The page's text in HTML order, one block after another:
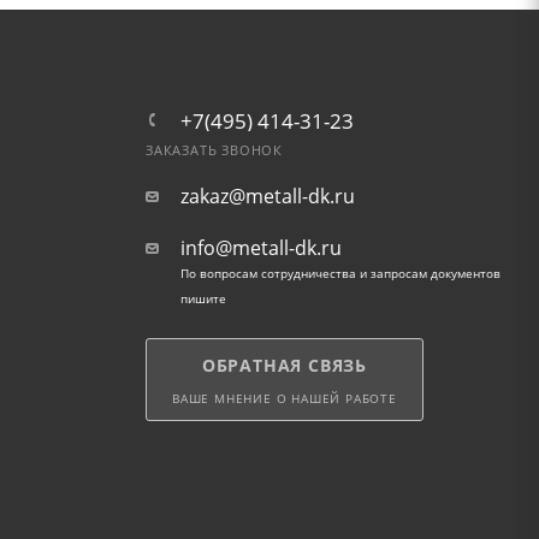
+7(495) 414-31-23
ЗАКАЗАТЬ ЗВОНОК
zakaz@metall-dk.ru
info@metall-dk.ru
По вопросам сотрудничества и запросам документов
пишите
ОБРАТНАЯ СВЯЗЬ
ВАШЕ МНЕНИЕ О НАШЕЙ РАБОТЕ